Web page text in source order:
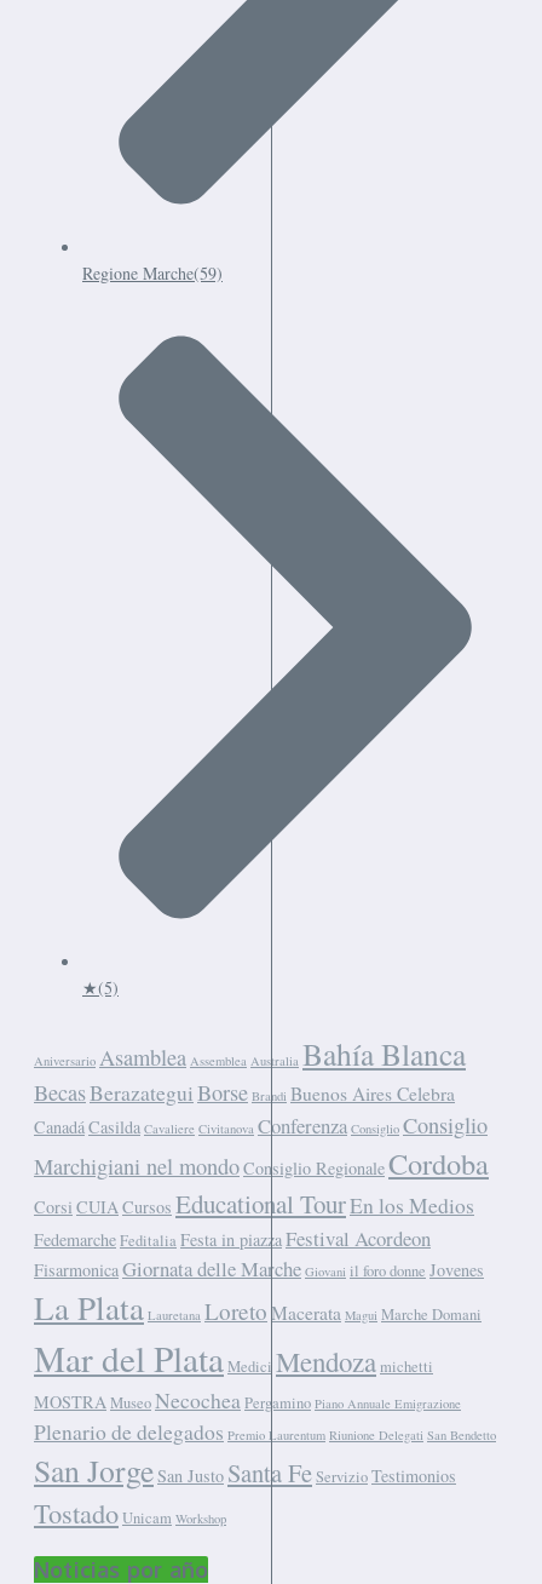
Regione Marche(59)
★(5)
Aniversario Asamblea Assemblea Australia Bahía Blanca
BecasBerazategui Borse Brandi Buenos Aires Celebra
CanadáCasilda Cavaliere Civitanova Conferenza Consiglio Consiglio
Marchigiani nel mondoConsiglio RegionaleCordoba
Corsi CUIA Cursos Educational TourEn los Medios
FedemarcheFeditaliaFesta in piazzaFestival Acordeon
FisarmonicaGiornata delle Marche Giovani il foro donne Jovenes
La Plata Lauretana Loreto Macerata Magui Marche Domani
Mar del PlataMedici Mendozamichetti
MOSTRA MuseoNecochea Pergamino Piano Annuale Emigrazione
Plenario de delegados Premio Laurentum Riunione Delegati San Bendetto
San JorgeSan Justo Santa FeServizioTestimonios
TostadoUnicam Workshop
Noticias por año